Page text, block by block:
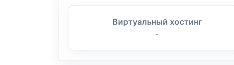
Виртуальный хостинг
-